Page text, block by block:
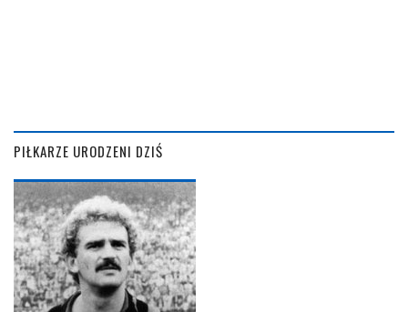
PIŁKARZE URODZENI DZIŚ